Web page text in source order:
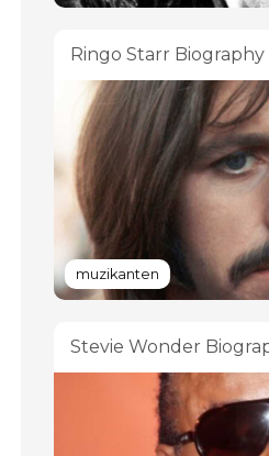
Ringo Starr Biography
muzikanten
Stevie Wonder